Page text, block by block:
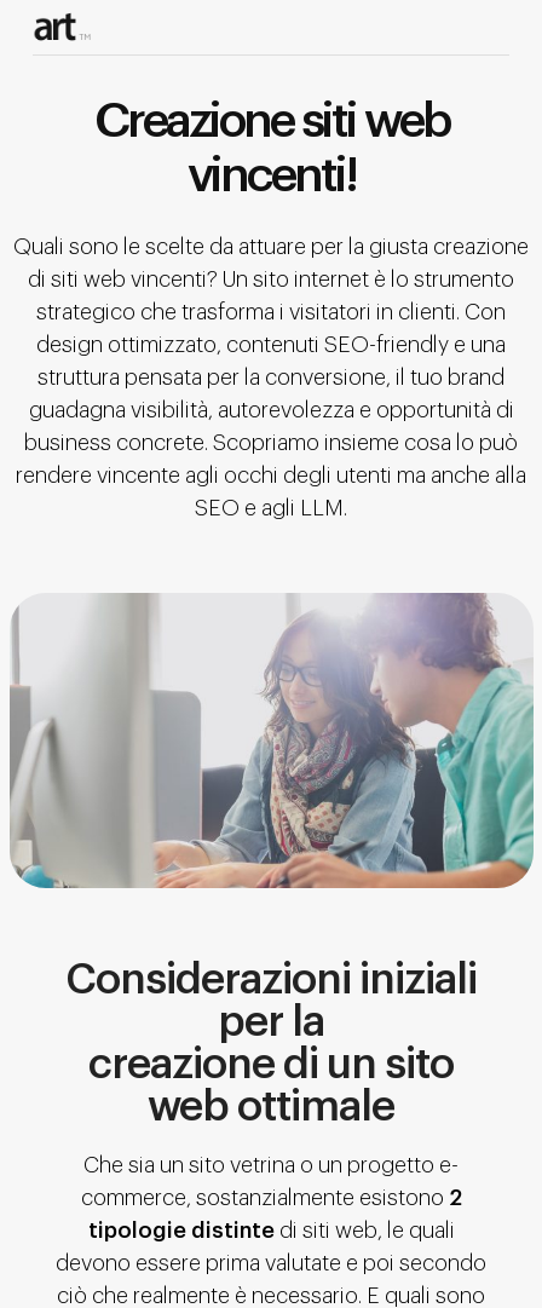
Creazione siti web
vincenti!
Quali sono le scelte da attuare per la giusta creazione
di siti web vincenti? Un sito internet è lo strumento
strategico che trasforma i visitatori in clienti. Con
design ottimizzato, contenuti SEO-friendly e una
struttura pensata per la conversione, il tuo brand
guadagna visibilità, autorevolezza e opportunità di
business concrete. Scopriamo insieme cosa lo può
rendere vincente agli occhi degli utenti ma anche alla
SEO e agli LLM.
Considerazioni iniziali
per la
creazione di un sito
web ottimale
Che sia un sito vetrina o un progetto e-
commerce, sostanzialmente esistono 2
tipologie distinte di siti web, le quali
devono essere prima valutate e poi secondo
ciò che realmente è necessario. E quali sono